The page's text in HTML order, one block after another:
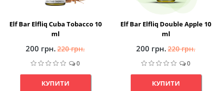
Elf Bar Elfliq Cuba Tobacco 10
ml
200 грн. 220 грн.
0
КУПИТИ
Elf Bar Elfliq Double Apple 10
ml
200 грн. 220 грн.
0
КУПИТИ